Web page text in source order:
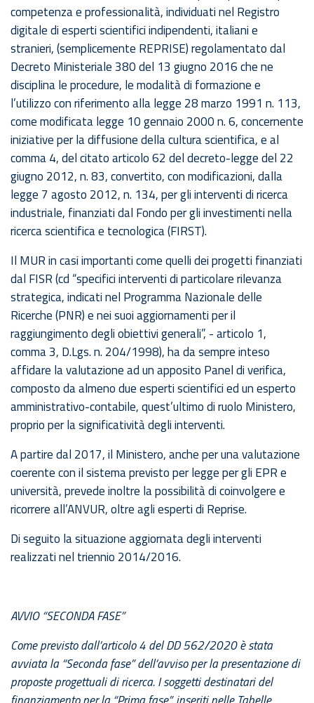
competenza e professionalità, individuati nel Registro
digitale di esperti scientifici indipendenti, italiani e
stranieri, (semplicemente REPRISE) regolamentato dal
Decreto Ministeriale 380 del 13 giugno 2016 che ne
disciplina le procedure, le modalità di formazione e
l’utilizzo con riferimento alla legge 28 marzo 1991 n. 113,
come modificata legge 10 gennaio 2000 n. 6, concernente
iniziative per la diffusione della cultura scientifica, e al
comma 4, del citato articolo 62 del decreto-legge del 22
giugno 2012, n. 83, convertito, con modificazioni, dalla
legge 7 agosto 2012, n. 134, per gli interventi di ricerca
industriale, finanziati dal Fondo per gli investimenti nella
ricerca scientifica e tecnologica (FIRST).
Il MUR in casi importanti come quelli dei progetti finanziati
dal FISR (cd “specifici interventi di particolare rilevanza
strategica, indicati nel Programma Nazionale delle
Ricerche (PNR) e nei suoi aggiornamenti per il
raggiungimento degli obiettivi generali”, - articolo 1,
comma 3, D.Lgs. n. 204/1998), ha da sempre inteso
affidare la valutazione ad un apposito Panel di verifica,
composto da almeno due esperti scientifici ed un esperto
amministrativo-contabile, quest’ultimo di ruolo Ministero,
proprio per la significatività degli interventi.
A partire dal 2017, il Ministero, anche per una valutazione
coerente con il sistema previsto per legge per gli EPR e
università, prevede inoltre la possibilità di coinvolgere e
ricorrere all’ANVUR, oltre agli esperti di Reprise.
Di seguito la situazione aggiornata degli interventi
realizzati nel triennio 2014/2016.
AVVIO “SECONDA FASE”
Come previsto dall’articolo 4 del DD 562/2020 è stata
avviata la “Seconda fase” dell’avviso per la presentazione di
proposte progettuali di ricerca. I soggetti destinatari del